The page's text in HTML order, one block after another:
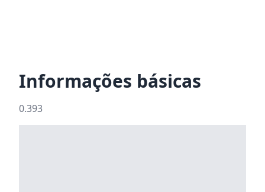
Informações básicas
0.393